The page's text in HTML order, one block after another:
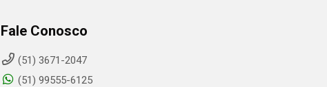
Fale Conosco
(51) 3671-2047
(51) 99555-6125